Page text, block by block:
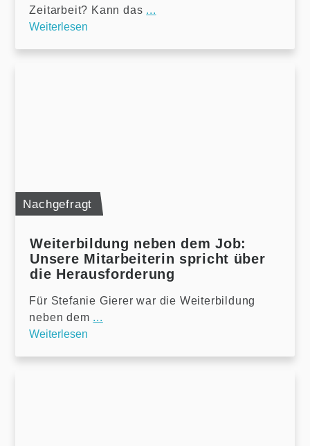
Zeitarbeit? Kann das ...
Weiterlesen
Nachgefragt
Weiterbildung neben dem Job:
Unsere Mitarbeiterin spricht über
die Herausforderung
Für Stefanie Gierer war die Weiterbildung
neben dem ...
Weiterlesen